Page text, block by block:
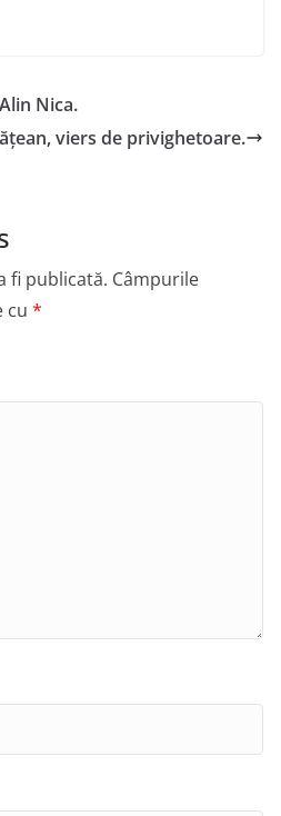
Nica.
viers de privighetoare.
fi publicată. Câmpurile
cu *